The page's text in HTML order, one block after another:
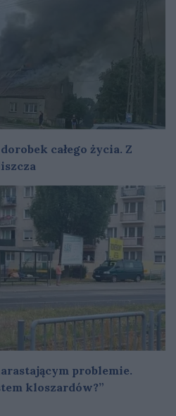
całego życia. Z
problemie.
kloszardów?”